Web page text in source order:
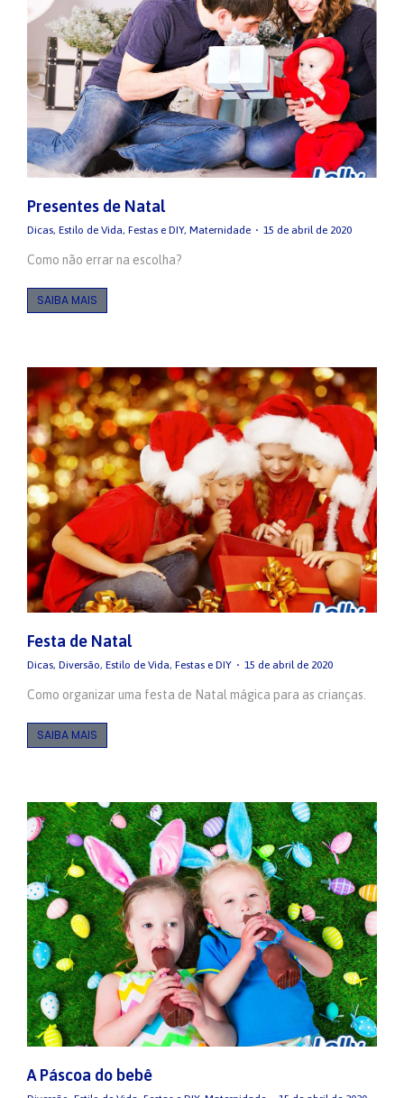
Presentes de Natal
Dicas, Estilo de Vida, Festas e DIY, Maternidade 15 de abril de 2020
Como não errar na escolha?
SAIBA MAIS
Festa de Natal
Dicas, Diversão, Estilo de Vida, Festas e DIY 15 de abril de 2020
Como organizar uma festa de Natal mágica para as crianças.
SAIBA MAIS
A Páscoa do bebê